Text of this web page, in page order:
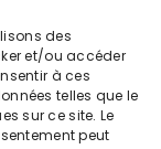
des
et/ou accéder
à ces
telles que le
sur ce site. Le
peut